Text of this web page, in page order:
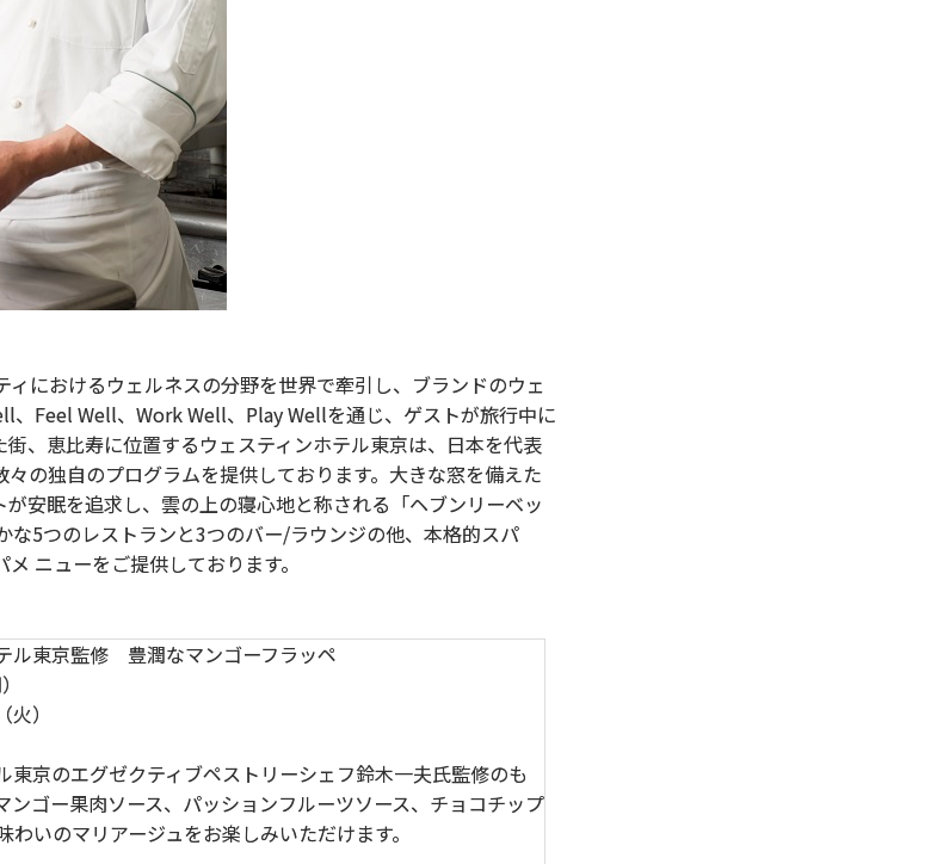
におけるウェルネスの分野を世界で牽引し、ブランドのウェ
Feel Well、Work Well、Play Wellを通じ、ゲストが旅行中に
、恵比寿に位置するウェスティンホテル東京は、日本を代表
の独自のプログラムを提供しております。大きな窓を備えた
安眠を追求し、雲の上の寝心地と称される「ヘブンリーベッ
な5つのレストランと3つのバー/ラウンジの他、本格的スパ
ニューをご提供しております。
ル東京監修 豊潤なマンゴーフラッペ
）
東京のエグゼクティブペストリーシェフ鈴木一夫氏監修のも
ンゴー果肉ソース、パッションフルーツソース、チョコチップ
いのマリアージュをお楽しみいただけます。